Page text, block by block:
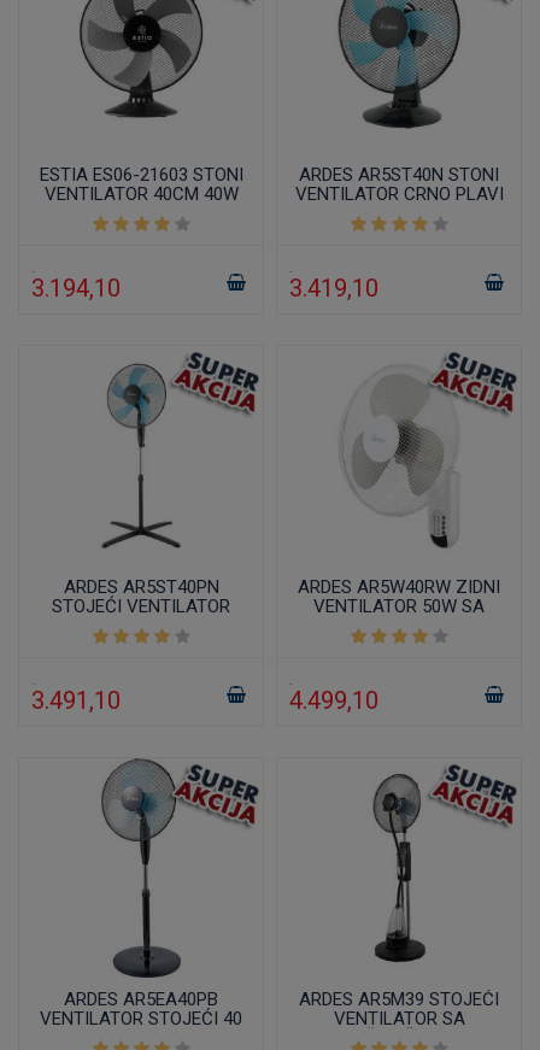
ESTIA ES06-21603 STONI
VENTILATOR 40CM 40W
3.194,10
ARDES AR5ST40N STONI
VENTILATOR CRNO PLAVI
50W
3.419,10
ARDES AR5ST40PN
STOJEĆI VENTILATOR
CRNO PLAVI 50W
3.491,10
ARDES AR5W40RW ZIDNI
VENTILATOR 50W SA
DALJINSKIM
UPRAVLJAČEM I
4.499,10
ARDES AR5EA40PB
VENTILATOR STOJEĆI 40
CM
ARDES AR5M39 STOJEĆI
VENTILATOR SA
RASPRŠIVAČEM VODE